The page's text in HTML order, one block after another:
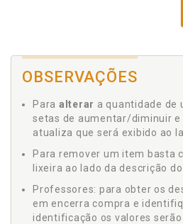
OBSERVAÇÕES
Para alterar a quantidade de
setas de aumentar/diminuir
atualiza que será exibido ao
Para remover um item basta
lixeira ao lado da descrição
Professores: para obter os
em encerra compra e
identificação os valores serão